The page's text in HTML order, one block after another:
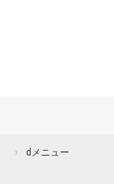
dメニュー